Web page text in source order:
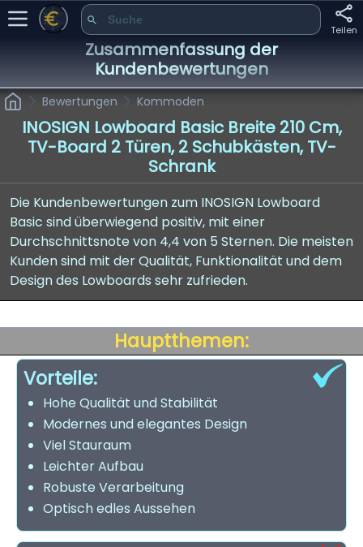
Teilen
Zusammenfassung der
Kundenbewertungen
Bewertungen Kommoden
INOSIGN Lowboard Basic Breite 210 Cm,
TV-Board 2 Türen, 2 Schubkästen, TV-
Schrank
Die Kundenbewertungen zum INOSIGN Lowboard
Basic sind überwiegend positiv, mit einer
Durchschnittsnote von 4,4 von 5 Sternen. Die meisten
Kunden sind mit der Qualität, Funktionalität und dem
Design des Lowboards sehr zufrieden.
Hauptthemen:
Vorteile:
Hohe Qualität und Stabilität
Modernes und elegantes Design
Viel Stauraum
Leichter Aufbau
Robuste Verarbeitung
Optisch edles Aussehen